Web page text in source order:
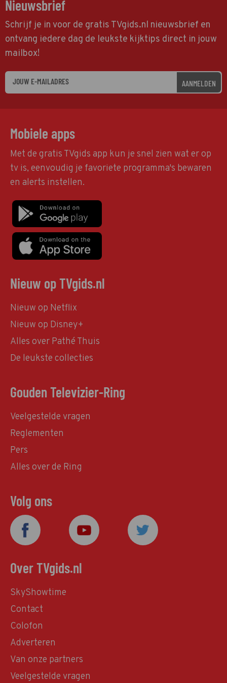
Nieuwsbrief
Schrijf je in voor de gratis TVgids.nl nieuwsbrief en
ontvang iedere dag de leukste kijktips direct in jouw
mailbox!
AANMELDEN
Mobiele apps
Met de gratis TVgids app kun je snel zien wat er op
tv is, eenvoudig je favoriete programma's bewaren
en alerts instellen.
Nieuw op TVgids.nl
Nieuw op Netflix
Nieuw op Disney+
Alles over Pathé Thuis
De leukste collecties
Gouden Televizier-Ring
Veelgestelde vragen
Reglementen
Pers
Alles over de Ring
Volg ons
Over TVgids.nl
SkyShowtime
Contact
Colofon
Adverteren
Van onze partners
Veelgestelde vragen